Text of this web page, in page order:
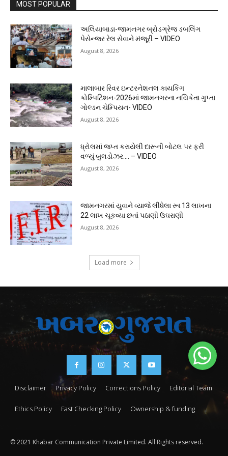
MOST POPULAR
અલિયાબાડા-જામનગર બ્રોડગ્રેજ ડબલિંગ
પેસેન્જર રેલ સેવાને મંજૂરી – VIDEO
August 8, 2026
માલાબાર રિવર ઇન્ટરનેશનલ કાયકિંગ
કોમ્પિટિશન-2026માં જામનગરના નચિકેતા ગુપ્તા
ગોલ્ડન ચેમ્પિયન- VIDEO
August 8, 2026
ધ્રોલમાં જપ્ત કરાયેલી દારૂની બોટલ પર ફરી
વળ્યું બુલડોઝર…. – VIDEO
August 8, 2026
જામનગરમાં યુવાને વ્યાજે લીધેલા રૂા.13 લાખના
22 લાખ ચૂકવ્યા છતાં પઠાણી ઉઘરાણી
August 8, 2026
Load more
Disclaimer Privacy Policy Corrections Policy Editorial Team
Ethics Policy Fast Checking Policy Ownership & funding
© 2021 Khabar Communication Private Limited. All Rights reserved.